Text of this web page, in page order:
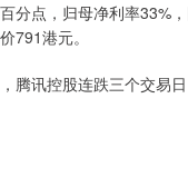
分点，归母净利率33%
791港元。
腾讯控股连跌三个交易